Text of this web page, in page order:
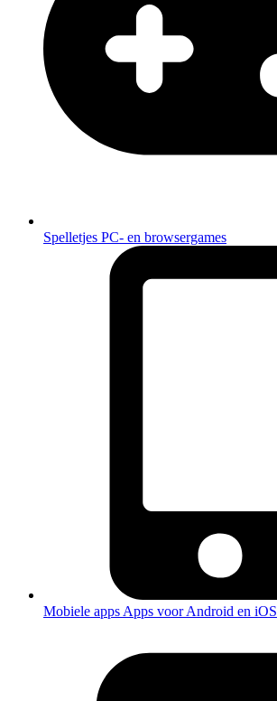
Spelletjes PC- en browsergames
Mobiele apps Apps voor Android en iOS